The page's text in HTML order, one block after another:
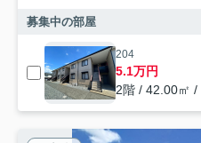
募集中の部屋
204
5.1万円
2階 / 42.00㎡ /